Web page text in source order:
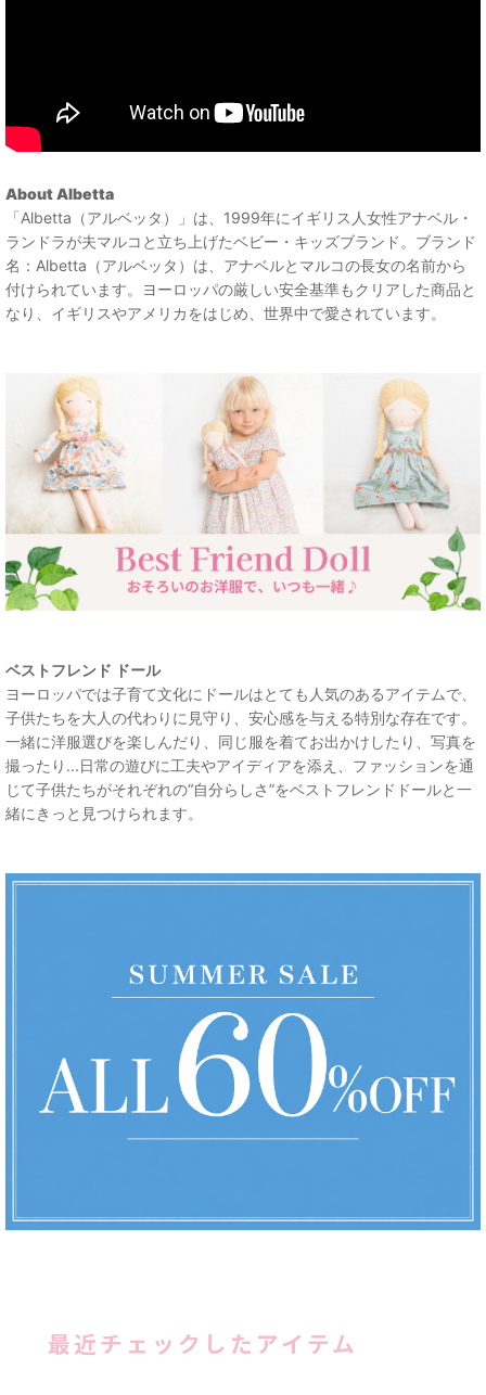
About Albetta
「Albetta（アルベッタ）」は、1999年にイギリス人女性アナベル・
ランドラが夫マルコと立ち上げたベビー・キッズブランド。ブランド
名：Albetta（アルベッタ）は、アナベルとマルコの長女の名前から
付けられています。ヨーロッパの厳しい安全基準もクリアした商品と
なり、イギリスやアメリカをはじめ、世界中で愛されています。
ベストフレンド ドール
ヨーロッパでは子育て文化にドールはとても人気のあるアイテムで、
子供たちを大人の代わりに見守り、安心感を与える特別な存在です。
一緒に洋服選びを楽しんだり、同じ服を着てお出かけしたり、写真を
撮ったり...日常の遊びに工夫やアイディアを添え、ファッションを通
じて子供たちがそれぞれの“自分らしさ”をベストフレンドドールと一
緒にきっと見つけられます。
最近チェックしたアイテム